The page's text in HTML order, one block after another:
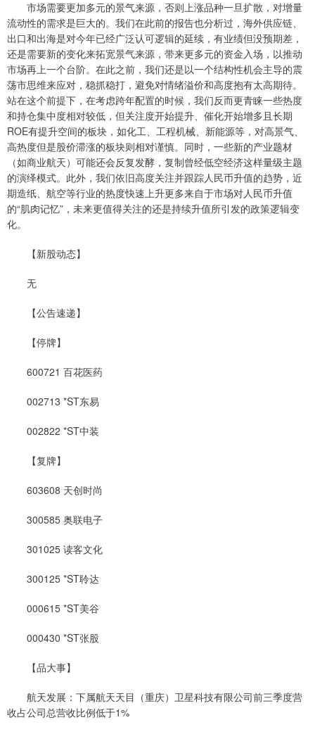
市场需要更加多元的景气来源，否则上涨品种一旦扩散，对增量
流动性的需求是巨大的。我们在此前的报告也分析过，海外供应链、
出口和出海是对今年已经广泛认可逻辑的延续，有业绩但没预期差，
还是需要新的变化来拓宽景气来源，带来更多元的资金入场，以推动
市场再上一个台阶。在此之前，我们还是以一个结构性机会主导的震
荡市思维来应对，稳抓稳打，避免对情绪溢价和高度抱有太高期待。
站在这个前提下，在考虑跨年配置的时候，我们反而更青睐一些热度
和持仓集中度相对较低，但关注度开始提升、催化开始增多且长期
ROE有提升空间的板块，如化工、工程机械、新能源等，对高景气、
高热度但是股价滞涨的板块则相对谨慎。同时，一些新的产业题材
（如商业航天）可能还会反复发酵，复制曾经低空经济这样量级主题
的演绎模式。此外，我们依旧高度关注并跟踪人民币升值的趋势，近
期造纸、航空等行业的热度快速上升更多来自于市场对人民币升值
的“肌肉记忆”，未来更值得关注的还是持续升值所引发的政策逻辑变
化。
【新股动态】
无
【公告速递】
【停牌】
600721 百花医药
002713 *ST东易
002822 *ST中装
【复牌】
603608 天创时尚
300585 奥联电子
301025 读客文化
300125 *ST聆达
000615 *ST美谷
000430 *ST张股
【品大事】
航天发展：下属航天天目（重庆）卫星科技有限公司前三季度营
收占公司总营收比例低于1%